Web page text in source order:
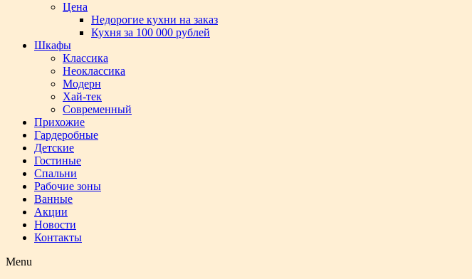
Цена
Недорогие кухни на заказ
Кухня за 100 000 рублей
Шкафы
Классика
Неоклассика
Модерн
Хай-тек
Современный
Прихожие
Гардеробные
Детские
Гостиные
Спальни
Рабочие зоны
Ванные
Акции
Новости
Контакты
Menu